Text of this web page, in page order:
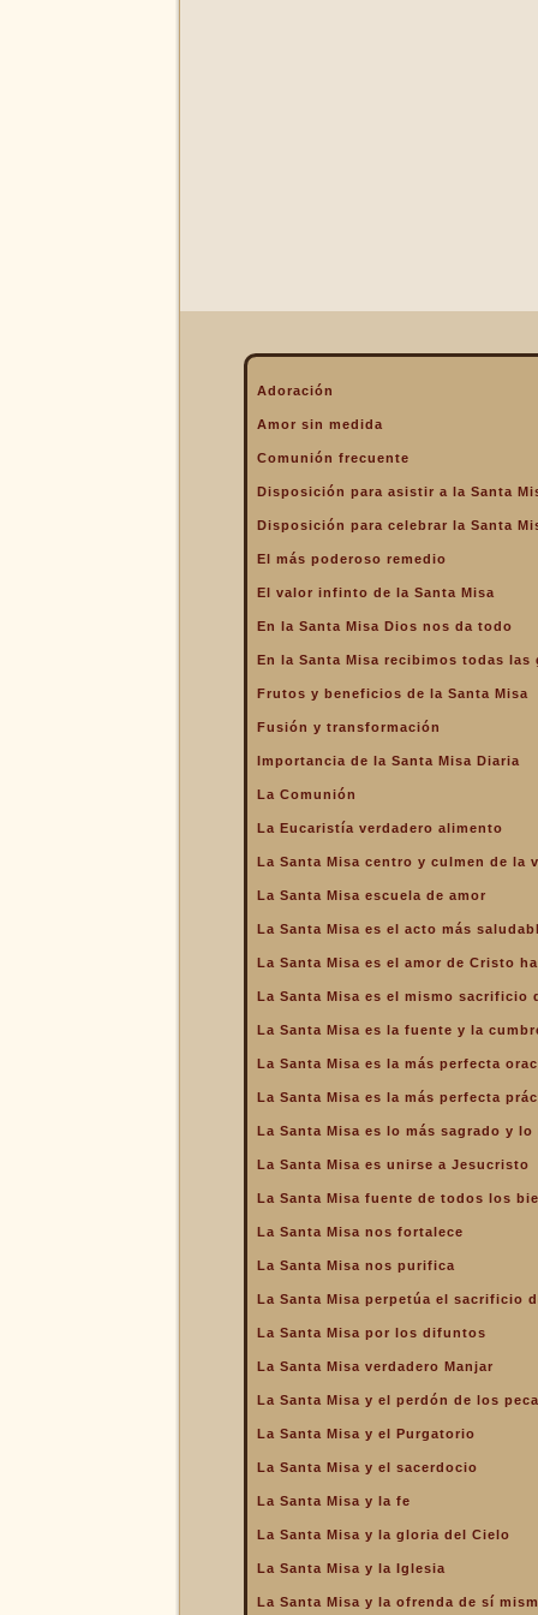
Encarnación
La Eucaristía y la Pasión
La Santa Misa a la hora de
La Santa Misa alcanza el
mayor mérito
La Santa Misa aumenta la
gloria a todos los santos
culmen de la vida cristiana
La Santa Misa centro y raíz
más saludable
La Santa Misa es el amor
compendio de todo lo
bueno que hay en la Iglesia
La Santa Misa es el mismo
y la cumbre de toda la vida
perfecta oración
La Santa Misa es la más
caridad
La Santa Misa es lo más
sagrado y lo más grande
La Santa Misa es medicina
La Santa Misa es unirse a
La Santa Misa escuela de
todos los bienes
La Santa Misa le da la
a cargar nuestra cruz
Adoración
Amor sin medida
Comunión frecuente
Disposición para asistir a la Santa
Disposición para celebrar la Santa
El más poderoso remedio
El valor infinto de la Santa Misa
En la Santa Misa Dios nos da todo
En la Santa Misa recibimos todas las
Frutos y beneficios de la Santa Misa
Fusión y transformación
Importancia de la Santa Misa Diaria
La Comunión
La Eucaristía verdadero alimento
La Santa Misa centro y culmen de la
La Santa Misa escuela de amor
La Santa Misa es el acto más
La Santa Misa es el amor de Cristo
La Santa Misa es el mismo sacrificio
La Santa Misa es la fuente y la
La Santa Misa es la más perfecta
La Santa Misa es la más perfecta
La Santa Misa es lo más sagrado y lo
La Santa Misa es unirse a Jesucristo
La Santa Misa fuente de todos los
La Santa Misa nos fortalece
La Santa Misa nos purifica
La Santa Misa perpetúa el sacrificio
La Santa Misa por los difuntos
La Santa Misa verdadero Manjar
La Santa Misa y el perdón de los
La Santa Misa y el Purgatorio
La Santa Misa y el sacerdocio
La Santa Misa y la fe
La Santa Misa y la gloria del Cielo
La Santa Misa y la Iglesia
La Santa Misa y la ofrenda de sí